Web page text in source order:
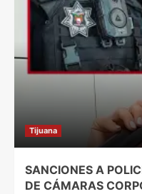
Tijuana
SANCIONES A
DE CÁMARAS